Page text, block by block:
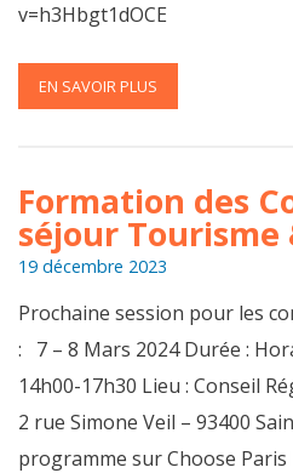
v=h3Hbgt1dOCE
EN SAVOIR PLUS
Formation des
séjour Tourisme
19 décembre 2023
Prochaine session pour les
: 7 – 8 Mars 2024 Durée :
14h00-17h30 Lieu : Conseil
2 rue Simone Veil – 93400
programme sur Choose Paris